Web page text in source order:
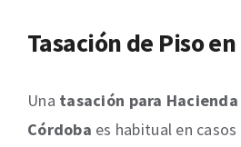
Tasación de Piso
Una tasación para
Córdoba es habitual en